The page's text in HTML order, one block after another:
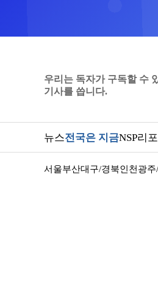
우리는 독자가 구독할 수
기사를 씁니다.
뉴스전국은 지금NSP리
서울부산대구/경북인천 광